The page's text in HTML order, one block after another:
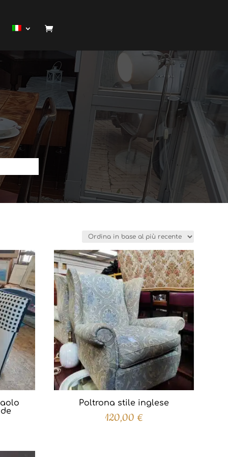
Poltrona stile inglese
120,00 €